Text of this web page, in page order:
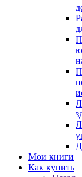
Мои книги
Как купить